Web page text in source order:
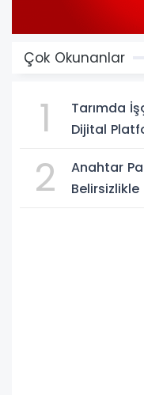
Çok Okunanlar
1
Tarımda
Dijital
2
Anahtar
Belirsizlikle